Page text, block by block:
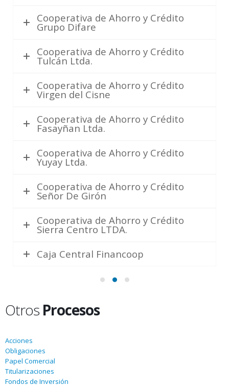
Cooperativa de Ahorro y Crédito
Grupo Difare
Cooperativa de Ahorro y Crédito
Tulcán Ltda.
Cooperativa de Ahorro y Crédito
Virgen del Cisne
Cooperativa de Ahorro y Crédito
Fasayñan Ltda.
Cooperativa de Ahorro y Crédito
Yuyay Ltda.
Cooperativa de Ahorro y Crédito
Señor De Girón
Cooperativa de Ahorro y Crédito
Sierra Centro LTDA.
Caja Central Financoop
Otros Procesos
Acciones
Obligaciones
Papel Comercial
Titularizaciones
Fondos de Inversión